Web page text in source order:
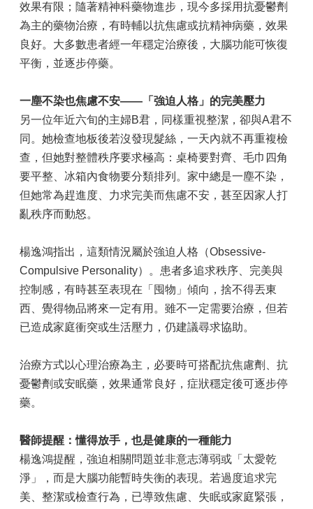
效果有限；隨著精神科藥物進步，現今多採用抗憂鬱劑
為主的藥物治療，有時輔以抗焦慮或抗精神病藥，效果
良好。大多數患者經一年穩定治療後，大腦功能可恢復
平衡，並逐步停藥。
一塵不染也焦慮不安—— 「強迫人格」的完美壓力
另一位年近六旬的主婦B君，同樣重視整潔，卻與A君不
同。她檢查地板後若沒發現髮絲，一天內就不再重複檢
查，但她對整體秩序要求極高：桌椅要對齊、毛巾四角
要平整、冰箱內食物要分類排列。家中總是一塵不染，
但她常為趕進度、力求完美而焦慮不安，甚至因家人打
亂秩序而動怒。
楊逸鴻指出，這類情況屬於強迫人格（Obsessive-
Compulsive Personality）。患者多追求秩序、完美與
控制感，有時甚至表現在「囤物」傾向，捨不得丟東
西、覺得物品將來一定有用。雖不一定需要治療，但若
已造成家庭衝突或生活壓力，仍建議尋求協助。
治療方式以心理治療為主，必要時可搭配抗焦慮劑、抗
憂鬱劑或安眠藥，效果通常良好，症狀穩定後可逐步停
藥。
醫師提醒：懂得放手，也是健康的一種能力
楊逸鴻提醒，強迫相關問題並非意志薄弱或「太愛乾
淨」，而是大腦功能暫時失衡的表現。若過度追求完
美、整潔或檢查行為，已導致焦慮、失眠或家庭緊張，